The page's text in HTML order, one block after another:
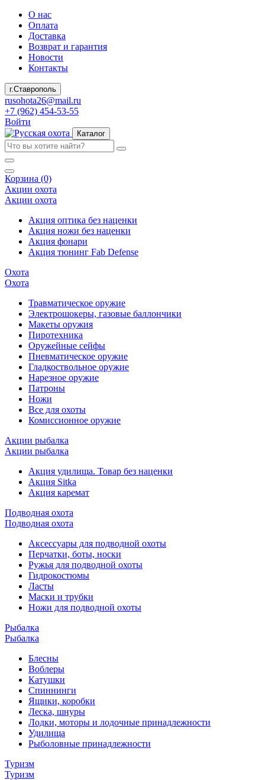
О нас
Оплата
Доставка
Возврат и гарантия
Новости
Контакты
г.Ставрополь
rusohota26@mail.ru
+7 (962) 454-53-55
Войти
Каталог
Корзина (0)
Акции охота
Акции охота
Акция оптика без наценки
Акция ножи без наценки
Акция фонари
Акция тюнинг Fab Defense
Охота
Охота
Травматическое оружие
Электрошокеры, газовые баллончики
Макеты оружия
Пиротехника
Оружейные сейфы
Пневматическое оружие
Гладкоствольное оружие
Нарезное оружие
Патроны
Ножи
Все для охоты
Комиссионное оружие
Акции рыбалка
Акции рыбалка
Акция удилища. Товар без наценки
Акция Sitka
Акция каремат
Подводная охота
Подводная охота
Аксессуары для подводной охоты
Перчатки, боты, носки
Ружья для подводной охоты
Гидрокостюмы
Ласты
Маски и трубки
Ножи для подводной охоты
Рыбалка
Рыбалка
Блесны
Воблеры
Катушки
Спиннинги
Ящики, коробки
Леска, шнуры
Лодки, моторы и лодочные принадлежности
Удилища
Рыболовные принадлежности
Туризм
Туризм